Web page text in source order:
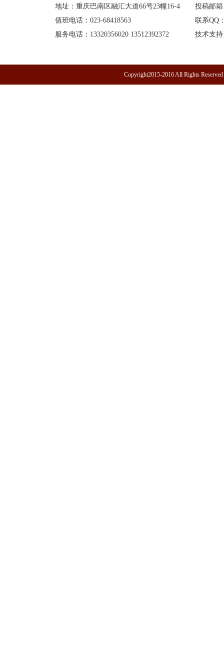
地址：重庆巴南区融汇大道66号23幢16-4
值班电话：023-68418563
服务电话：13320356020 13512392372
投稿邮箱
联系QQ
技术支
Copyright2015-2016 All Rights